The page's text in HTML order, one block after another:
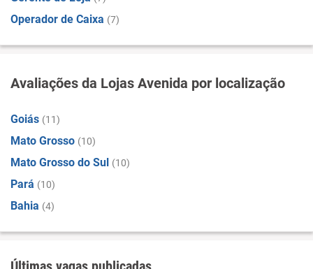
Operador de Caixa (7)
Avaliações da Lojas Avenida por localização
Goiás (11)
Mato Grosso (10)
Mato Grosso do Sul (10)
Pará (10)
Bahia (4)